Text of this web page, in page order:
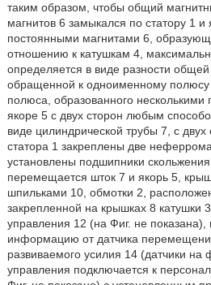
таким образом, чтобы общий
магнитов 6 замыкался по статору 1
постоянными магнитами 6,
отношению к катушкам 4,
определяется в виде разности
обращенной к одноименному
полюса, образованного
якоре 5 с двух сторон любым
виде цилиндрической трубы 7, с
статора 1 закреплены две
установлены подшипники
перемещается шток 7 и якорь 5,
шпильками 10, обмотки 2,
закрепленной на крышках 8 катушки
управления 12 (на Фиг. не показана),
информацию от датчика
развиваемого усилия 14 (датчики на
управления подключается к